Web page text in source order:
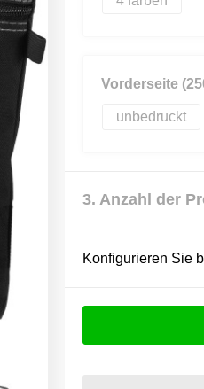
Vorderseite
unbedruckt
3. Anzahl der
Konfigurieren Sie